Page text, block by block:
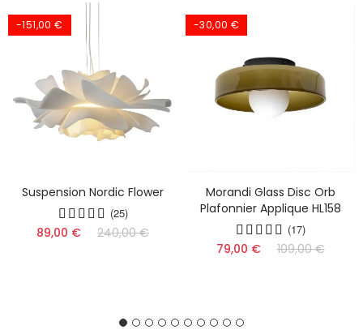
-151,00 €
Suspension Nordic Flower
(25)
89,00 € 240,00 €
-30,00 €
Morandi Glass Disc Orb
Plafonnier Applique HL158
(17)
79,00 € 109,00 €